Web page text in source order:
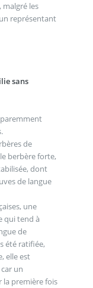
les
représentant
sans
de
berbère forte,
dont
de langue
une
qui tend à
de
été ratifiée,
elle est
un
la première fois